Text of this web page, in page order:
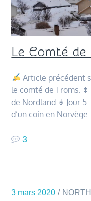
Le Comté de
Article précédent
le comté de Troms.
de Nordland ⇟ Jour 5
d’un coin en Norvège…
3
3 mars 2020